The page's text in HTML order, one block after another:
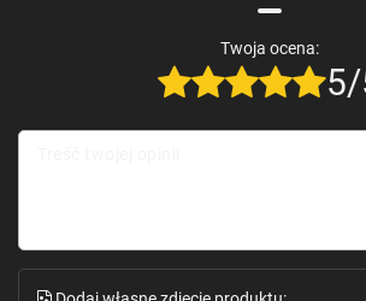
Twoja ocena: